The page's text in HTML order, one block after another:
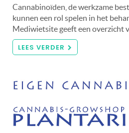
Cannabinoïden, de werkzame
kunnen een rol spelen in het
Mediwietsite geeft een overzicht
LEES VERDER